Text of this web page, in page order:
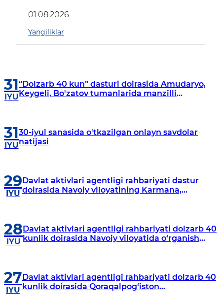
borildi
01.08.2026
Yangiliklar
31
IYU
“Dolzarb 40 kun” dasturi doirasida Amudaryo,
Keygeli, Bo'zatov tumanlarida manzilli
31
IYU
30-iyul sanasida o'tkazilgan onlayn savdolar
natijasi
29
IYU
Davlat aktivlari agentligi rahbariyati dastur
doirasida Navoiy viloyatining Karmana,
28
IYU
Davlat aktivlari agentligi rahbariyati dolzarb 40
kunlik doirasida Navoiy viloyatida o‘rganish
27
IYU
Davlat aktivlari agentligi rahbariyati dolzarb 40
kunlik doirasida Qoraqalpog‘iston